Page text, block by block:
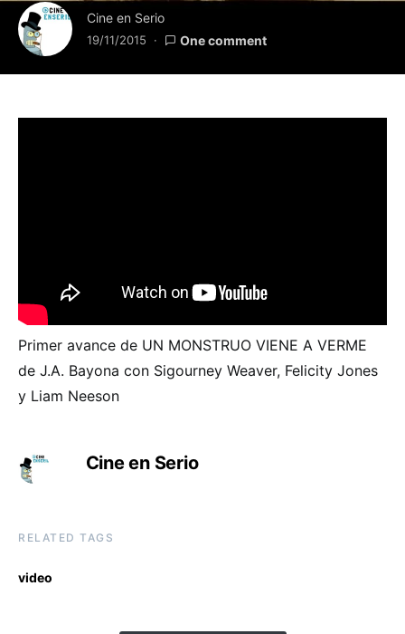
Cine en Serio
19/11/2015 One comment
Primer avance de UN MONSTRUO VIENE A VERME
de J.A. Bayona con Sigourney Weaver, Felicity Jones
y Liam Neeson
Cine en Serio
RELATED TAGS
video